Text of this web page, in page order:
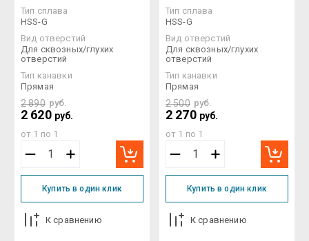
Тип сплава
HSS-G
Вид отверстий
Для сквозных/глухих
отверстий
Тип канавки
Прямая
2 890 руб.
2 620 руб.
от 1 по 1
Купить в один клик
К сравнению
Тип сплава
HSS-G
Вид отверстий
Для сквозных/глухих
отверстий
Тип канавки
Прямая
2 500 руб.
2 270 руб.
от 1 по 1
Купить в один клик
К сравнению